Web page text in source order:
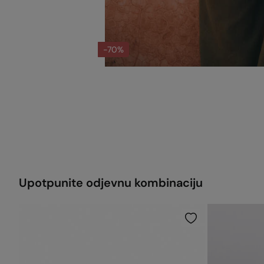
-70%
Upotpunite odjevnu kombinaciju